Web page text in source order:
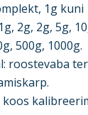
1g kuni
2g, 2g, 5g,
500g, 1000g.
roostevaba